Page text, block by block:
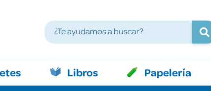
Libros Papelería